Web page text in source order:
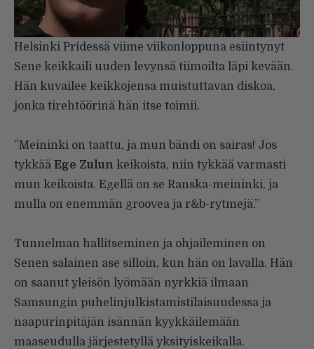
Helsinki Pridessä viime viikonloppuna esiintynyt
Sene keikkaili uuden levynsä tiimoilta läpi kevään.
Hän kuvailee keikkojensa muistuttavan diskoa,
jonka tirehtöörinä hän itse toimii.
”Meininki on taattu, ja mun bändi on sairas! Jos
tykkää Ege Zulun keikoista, niin tykkää varmasti
mun keikoista. Egellä on se Ranska-meininki, ja
mulla on enemmän groovea ja r&b-rytmejä.”
Tunnelman hallitseminen ja ohjaileminen on
Senen salainen ase silloin, kun hän on lavalla. Hän
on saanut yleisön lyömään nyrkkiä ilmaan
Samsungin puhelinjulkistamistilaisuudessa ja
naapurinpitäjän isännän kyykkäilemään
maaseudulla järjestetyllä yksityiskeikalla.